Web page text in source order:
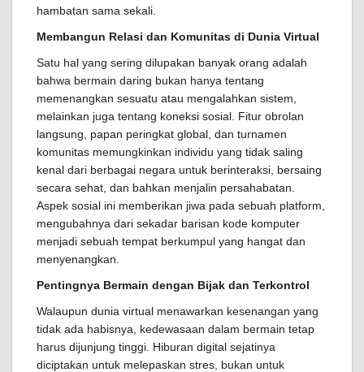
hambatan sama sekali.
Membangun Relasi dan Komunitas di Dunia Virtual
Satu hal yang sering dilupakan banyak orang adalah
bahwa bermain daring bukan hanya tentang
memenangkan sesuatu atau mengalahkan sistem,
melainkan juga tentang koneksi sosial. Fitur obrolan
langsung, papan peringkat global, dan turnamen
komunitas memungkinkan individu yang tidak saling
kenal dari berbagai negara untuk berinteraksi, bersaing
secara sehat, dan bahkan menjalin persahabatan.
Aspek sosial ini memberikan jiwa pada sebuah platform,
mengubahnya dari sekadar barisan kode komputer
menjadi sebuah tempat berkumpul yang hangat dan
menyenangkan.
Pentingnya Bermain dengan Bijak dan Terkontrol
Walaupun dunia virtual menawarkan kesenangan yang
tidak ada habisnya, kedewasaan dalam bermain tetap
harus dijunjung tinggi. Hiburan digital sejatinya
diciptakan untuk melepaskan stres, bukan untuk